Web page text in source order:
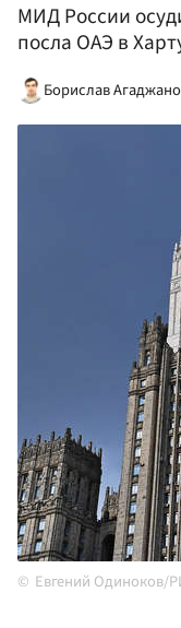
МИД России
посла ОАЭ в
Борислав
Евгений Одиноков/